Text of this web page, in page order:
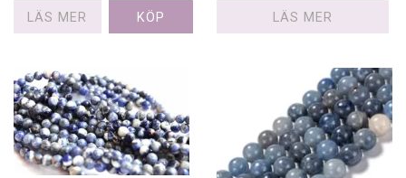
LÄS MER LÄS MER